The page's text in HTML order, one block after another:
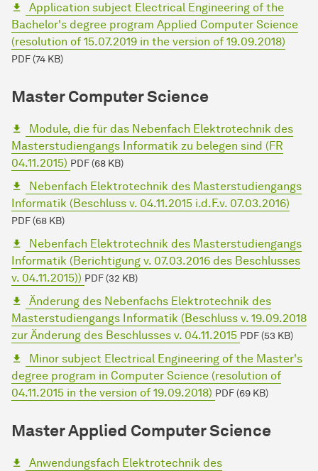
Application subject Electrical Engineering of the
Bachelor's degree program Applied Computer Science
(resolution of 15.07.2019 in the version of 19.09.2018)
PDF (74 KB)
Master Computer Science
Module, die für das Nebenfach Elektrotechnik des
Masterstudiengangs Informatik zu belegen sind (FR
04.11.2015) PDF (68 KB)
Nebenfach Elektrotechnik des Masterstudiengangs
Informatik (Beschluss v. 04.11.2015 i.d.F.v. 07.03.2016)
PDF (68 KB)
Nebenfach Elektrotechnik des Masterstudiengangs
Informatik (Berichtigung v. 07.03.2016 des Beschlusses
v. 04.11.2015)) PDF (32 KB)
Änderung des Nebenfachs Elektrotechnik des
Masterstudiengangs Informatik (Beschluss v. 19.09.2018
zur Änderung des Beschlusses v. 04.11.2015 PDF (53 KB)
Minor subject Electrical Engineering of the Master's
degree program in Computer Science (resolution of
04.11.2015 in the version of 19.09.2018) PDF (69 KB)
Master Applied Computer Science
Anwendungsfach Elektrotechnik des